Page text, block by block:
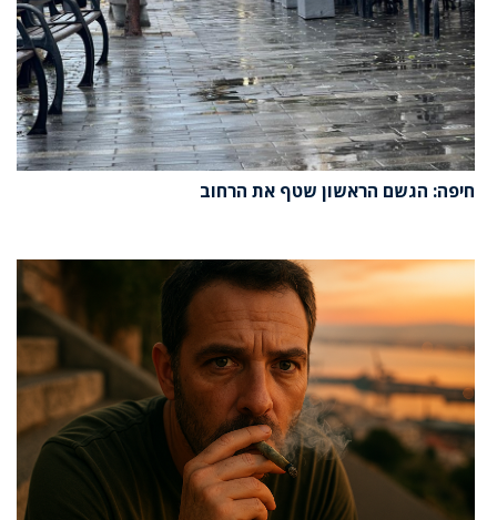
חיפה: הגשם הראשון שטף את הרחוב